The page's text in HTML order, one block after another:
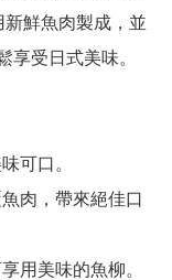
鮮魚肉製成，並
享受日式美味。
可口。
肉，帶來絕佳口
用美味的魚柳。